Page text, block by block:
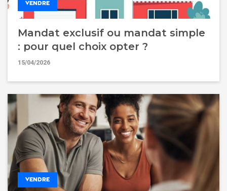
VENDRE
Mandat exclusif ou mandat simple
: pour quel choix opter ?
15/04/2026
VENDRE